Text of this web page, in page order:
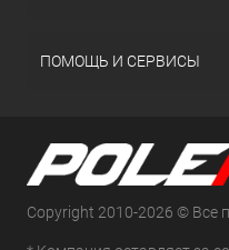
ПОМОЩЬ И СЕРВИСЫ
Copyright 2010-2026 © Все